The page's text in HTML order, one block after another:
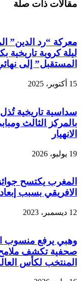
مقالات ذات صلة
معركة “رد الدين”
ليلة كروية
المستقبل” إلى
15 أكتوبر، 2025
سداسية تاريخية تُذل
بالمركز الثالث
الانهيار
19 يوليو، 2026
المغرب يكتسح
الافريقي بسبب
12 ديسمبر، 2023
وهبي يرفع منسوب
صحفية تكشف ملامح
المنتخب لكأس